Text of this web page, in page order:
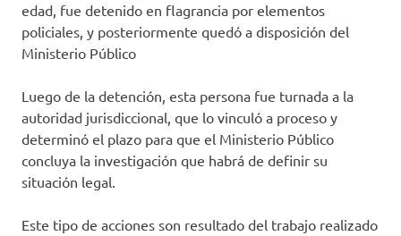
edad, fue detenido en flagrancia por elementos
policiales, y posteriormente quedó a disposición del
Ministerio Público
Luego de la detención, esta persona fue turnada a la
autoridad jurisdiccional, que lo vinculó a proceso y
determinó el plazo para que el Ministerio Público
concluya la investigación que habrá de definir su
situación legal.
Este tipo de acciones son resultado del trabajo realizado